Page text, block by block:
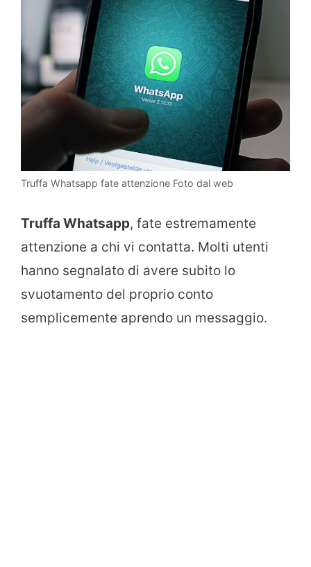
Truffa Whatsapp fate attenzione Foto dal web
Truffa Whatsapp, fate estremamente
attenzione a chi vi contatta. Molti utenti
hanno segnalato di avere subito lo
svuotamento del proprio conto
semplicemente aprendo un messaggio.